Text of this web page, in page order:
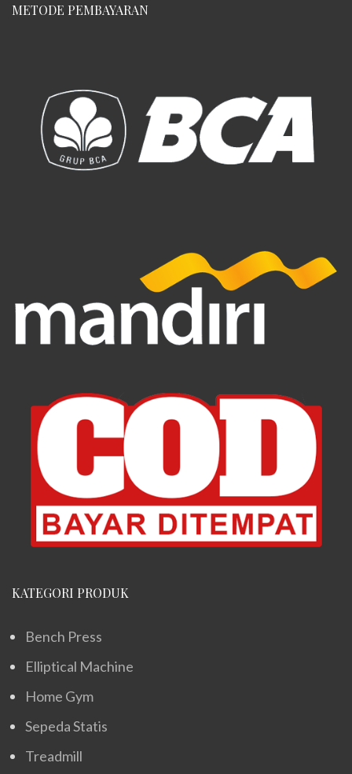
METODE PEMBAYARAN
KATEGORI PRODUK
Bench Press
Elliptical Machine
Home Gym
Sepeda Statis
Treadmill